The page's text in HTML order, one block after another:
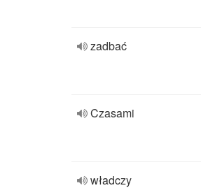
zadbać
Czasami
władczy